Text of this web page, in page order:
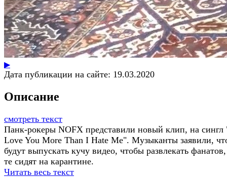
▶
Дата публикации на сайте: 19.03.2020
Описание
смотреть текст
Панк-рокеры NOFX представили новый клип, на сингл
Love You More Than I Hate Me". Музыканты заявили,
будут выпускать кучу видео, чтобы развлекать
те сидят на карантине.
Читать весь текст